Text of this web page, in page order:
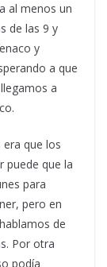
al menos un
de las 9 y
y
a que
a
que los
puede que la
para
pero en
de
Por otra
podía